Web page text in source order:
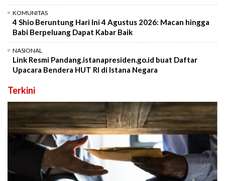
KOMUNITAS
4 Shio Beruntung Hari Ini 4 Agustus 2026: Macan hingga
Babi Berpeluang Dapat Kabar Baik
NASIONAL
Link Resmi Pandang.istanapresiden.go.id buat Daftar
Upacara Bendera HUT RI di Istana Negara
Terkini